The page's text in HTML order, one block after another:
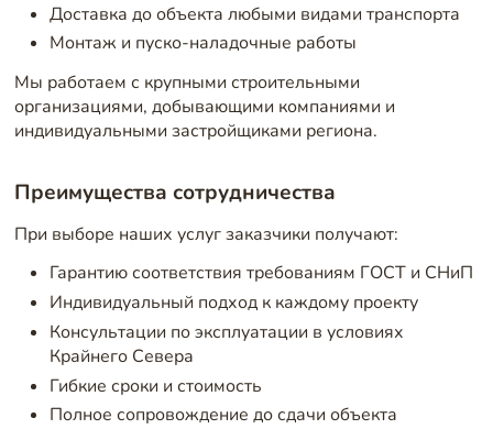
Доставка до объекта любыми видами транспорта
Монтаж и пуско-наладочные работы
Мы работаем с крупными строительными
организациями, добывающими компаниями и
индивидуальными застройщиками региона.
Преимущества сотрудничества
При выборе наших услуг заказчики получают:
Гарантию соответствия требованиям ГОСТ и СНиП
Индивидуальный подход к каждому проекту
Консультации по эксплуатации в условиях
Крайнего Севера
Гибкие сроки и стоимость
Полное сопровождение до сдачи объекта